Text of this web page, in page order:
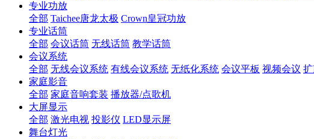
专业功放
全部 Taichee唐龙太极 Crown皇冠功放
专业话筒
全部 会议话筒 无线话筒 教学话筒
会议系统
全部 无线会议系统 有线会议系统 无纸化系统 会议平板 视频会议
家庭影音
全部 家庭音响套装 播放器/点歌机
大屏显示
全部 激光电视 投影仪 LED显示屏
舞台灯光